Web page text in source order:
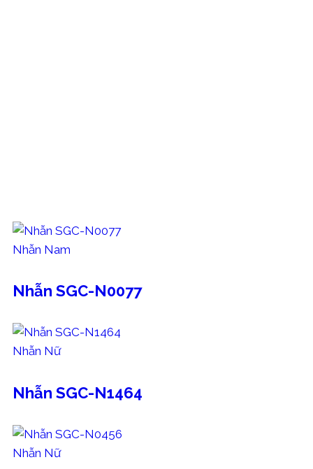
Nhẫn Nam
Nhẫn SGC-N0077
Nhẫn Nữ
Nhẫn SGC-N1464
Nhẫn Nữ